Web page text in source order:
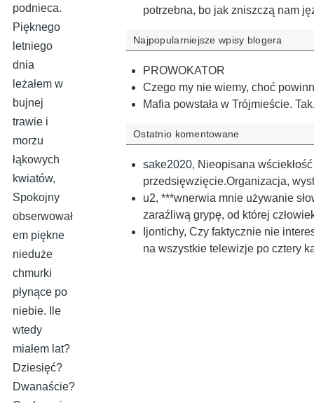
podnieca.
Pięknego
letniego
dnia
leżałem w
bujnej
trawie i
morzu
łąkowych
kwiatów,
Spokojny
obserwował
em piękne
nieduże
chmurki
płynące po
niebie. Ile
wtedy
miałem lat?
Dziesięć?
Dwanaście?
potrzebna, bo jak zniszczą nam
Najpopularniejsze wpisy blogera
PROWOKATOR
Czego my nie wiemy, choć
Mafia powstała w Trójmieście.
Ostatnio komentowane
sake2020, Nieopisana
przedsięwzięcie.Organizacja,
u2, ***wnerwia mnie używanie
zaraźliwą grypę, od której
Ijontichy, Czy faktycznie nie
na wszystkie telewizje po cztery